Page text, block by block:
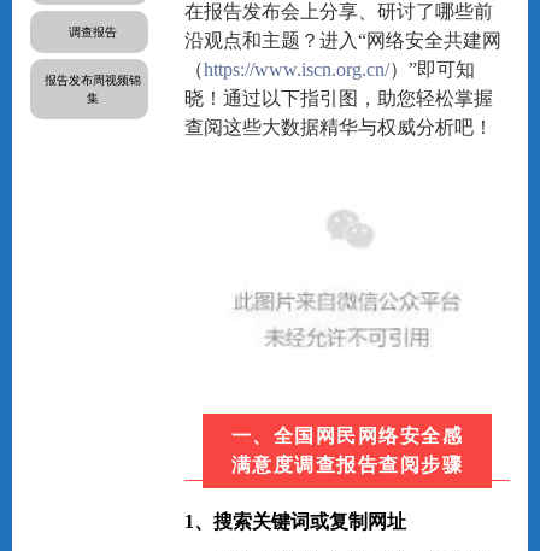
调查报告
报告发布周视频锦
集
在报告发布会上分享、研讨了哪些前
沿观点和主题？进入“网络安全共建网
（https://www.iscn.org.cn/）”即可知
晓！通过以下指引图，助您轻松掌握
查阅这些大数据精华与权威分析吧！
一、全国网民网络安全感
满意度调查报告查阅步骤
1、搜索关键词或复制网址